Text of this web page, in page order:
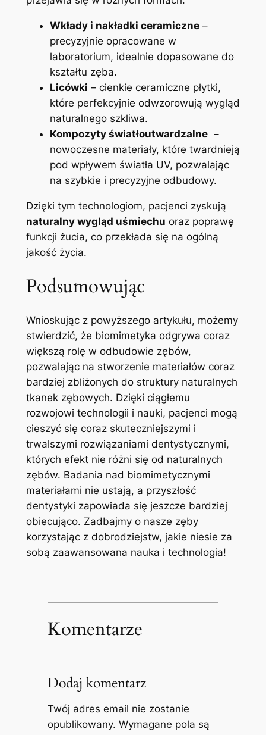
Wkłady i‌ nakładki ceramiczne–
precyzyjnie opracowane w
laboratorium, ‌idealnie dopasowane ⁤do
kształtu zęba.
Licówki – cienkie ⁣ceramiczne płytki,
które perfekcyjnie ​odwzorowują ⁤wygląd
naturalnego ‌szkliwa.
Kompozyty światłoutwardzalne⁣ –
nowoczesne materiały, które twardnieją
⁤pod wpływem światła UV, pozwalając
⁤na szybkie⁣ i precyzyjne odbudowy.
Dzięki tym technologiom,​ pacjenci zyskują
naturalny wygląd uśmiechu oraz poprawę
⁢funkcji ⁤żucia,‍ co przekłada‌ się na ogólną
jakość życia.
Podsumowując
Wnioskując⁢ z powyższego ‍artykułu, ⁢możemy
stwierdzić, że biomimetyka‍ odgrywa coraz
większą‌ rolę w odbudowie​ zębów,
pozwalając na stworzenie ⁤materiałów coraz⁤
bardziej ⁢zbliżonych do ‍struktury naturalnych
tkanek⁣ zębowych. Dzięki ciągłemu
rozwojowi technologii‌ i nauki,‌ pacjenci mogą
cieszyć się coraz skuteczniejszymi ​i
trwalszymi⁣ rozwiązaniami dentystycznymi,
których efekt nie ⁢różni się od naturalnych‌
zębów. ⁤Badania ‍nad biomimetycznymi
‍materiałami nie ustają, a​ przyszłość
dentystyki zapowiada się jeszcze bardziej‍
obiecująco. Zadbajmy o⁤ nasze‍ zęby
korzystając z dobrodziejstw, jakie niesie za
sobą zaawansowana nauka i ⁢technologia!
Komentarze
Dodaj komentarz
Twój adres email nie zostanie
opublikowany. Wymagane pola są